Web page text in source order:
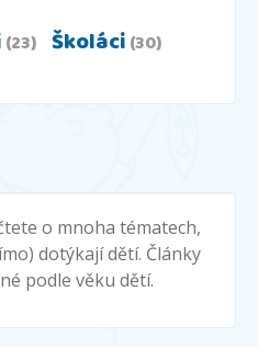
(23) Školáci (30)
o mnoha tématech,
dotýkají dětí. Články
podle věku dětí.